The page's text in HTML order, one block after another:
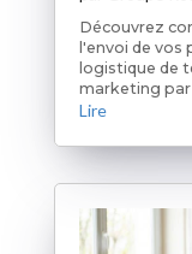
Découvrez
l'envoi de vos
logistique de
marketing
Lire